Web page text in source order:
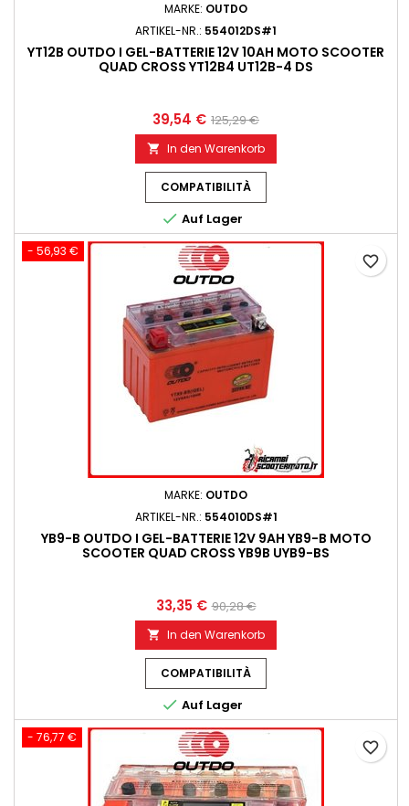
MARKE: OUTDO
ARTIKEL-NR.: 554012DS#1
YT12B OUTDO I GEL-BATTERIE 12V 10AH MOTO SCOOTER
QUAD CROSS YT12B4 UT12B-4 DS
39,54 € 125,29 €
 In den Warenkorb
COMPATIBILITÀ
 Auf Lager
- 56,93 €
MARKE: OUTDO
ARTIKEL-NR.: 554010DS#1
YB9-B OUTDO I GEL-BATTERIE 12V 9AH YB9-B MOTO
SCOOTER QUAD CROSS YB9B UYB9-BS
33,35 € 90,28 €
 In den Warenkorb
COMPATIBILITÀ
 Auf Lager
favorite_border
- 76,77 €
favorite_border